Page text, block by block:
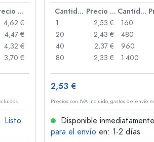
Precio por unidad
4,62 €
4,47 €
4,32 €
3,70 €
Listo
Cantidad Precio por unidad Cantidad
1
2,53 €
20
2,43 €
40
2,37 €
80
2,33 €
160
480
960
1.400
2,53 €
Precios con IVA incluido, gastos de envío
Disponible
para el envío en: 1-2 días